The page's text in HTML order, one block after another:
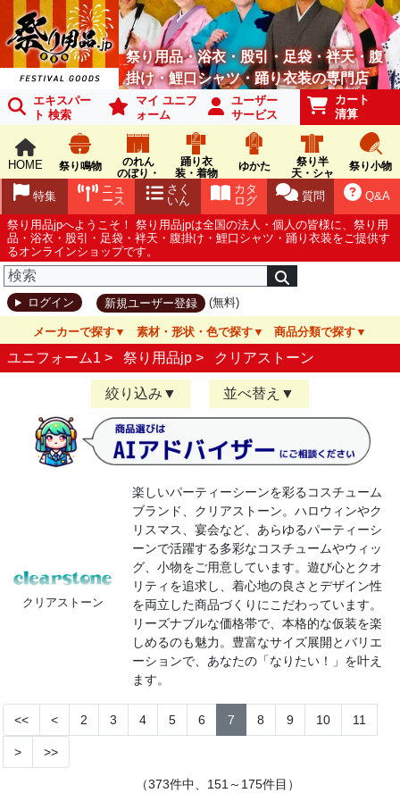
祭り用品・浴衣・股引・足袋・袢天・腹
掛け・鯉口シャツ・踊り衣装の専門店
エキスパー
ト 検索
マイ ユニフ
ォーム
ユーザー
サービス
カート
清算
HOME 祭り鳴物
のれん
のぼり・
踊り衣
装・着物
ゆかた
祭り半
天・シャ
祭り小物
Q&A
質問
カタ
ログ
さく
いん
ニュ
ース
特集
祭り用品jpへようこそ！ 祭り用品jpは全国の法人・個人の皆様に、祭り用
品・浴衣・股引・足袋・袢天・腹掛け・鯉口シャツ・踊り衣装をご提供す
るオンラインショップです。
ログイン 新規ユーザー登録 (無料)
メーカーで探す 素材・形状・色で探す 商品分類で探す
ユニフォーム1 > 祭り用品jp > クリアストーン
絞り込み 並べ替え
クリアストーン
楽しいパーティーシーンを彩るコスチューム
ブランド、クリアストーン。ハロウィンやク
リスマス、宴会など、あらゆるパーティーシ
ーンで活躍する多彩なコスチュームやウィッ
グ、小物をご用意しています。遊び心とクオ
リティを追求し、着心地の良さとデザイン性
を両立した商品づくりにこだわっています。
リーズナブルな価格帯で、本格的な仮装を楽
しめるのも魅力。豊富なサイズ展開とバリエ
ーションで、あなたの「なりたい！」を叶え
ます。
<< < 2 3 4 5 6 7 8 9 10 11
> >>
（373件中、151～175件目）